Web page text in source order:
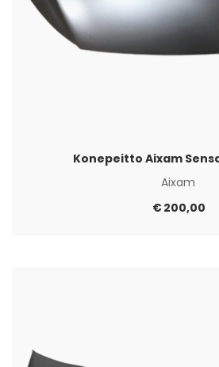
Konepeitto Aixam
Aixam
€200,00